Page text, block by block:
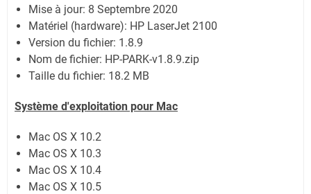
Mise à jour: 8 Septembre 2020
Matériel (hardware): HP LaserJet 2100
Version du fichier: 1.8.9
Nom de fichier: HP-PARK-v1.8.9.zip
Taille du fichier: 18.2 MB
Système d'exploitation pour Mac
Mac OS X 10.2
Mac OS X 10.3
Mac OS X 10.4
Mac OS X 10.5